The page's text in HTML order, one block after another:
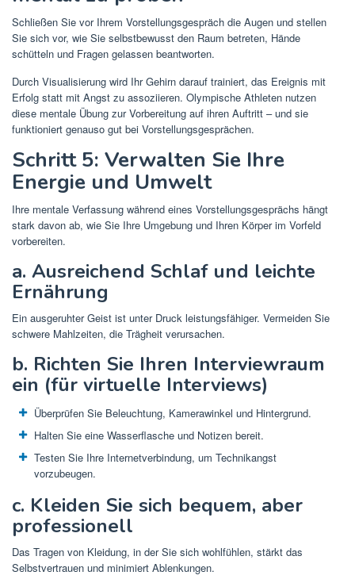
Schließen Sie vor Ihrem Vorstellungsgespräch die Augen und stellen
Sie sich vor, wie Sie selbstbewusst den Raum betreten, Hände
schütteln und Fragen gelassen beantworten.
Durch Visualisierung wird Ihr Gehirn darauf trainiert, das Ereignis mit
Erfolg statt mit Angst zu assoziieren. Olympische Athleten nutzen
diese mentale Übung zur Vorbereitung auf ihren Auftritt – und sie
funktioniert genauso gut bei Vorstellungsgesprächen.
Schritt 5: Verwalten Sie Ihre
Energie und Umwelt
Ihre mentale Verfassung während eines Vorstellungsgesprächs hängt
stark davon ab, wie Sie Ihre Umgebung und Ihren Körper im Vorfeld
vorbereiten.
a. Ausreichend Schlaf und leichte
Ernährung
Ein ausgeruhter Geist ist unter Druck leistungsfähiger. Vermeiden Sie
schwere Mahlzeiten, die Trägheit verursachen.
b. Richten Sie Ihren Interviewraum
ein (für virtuelle Interviews)
Überprüfen Sie Beleuchtung, Kamerawinkel und Hintergrund.
Halten Sie eine Wasserflasche und Notizen bereit.
Testen Sie Ihre Internetverbindung, um Technikangst
vorzubeugen.
c. Kleiden Sie sich bequem, aber
professionell
Das Tragen von Kleidung, in der Sie sich wohlfühlen, stärkt das
Selbstvertrauen und minimiert Ablenkungen.